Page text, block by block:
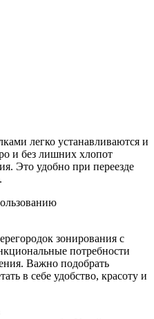
легко устанавливаются и
и без лишних хлопот
Это удобно при переезде
зонирования с
потребности
Важно подобрать
в себе удобство, красоту и